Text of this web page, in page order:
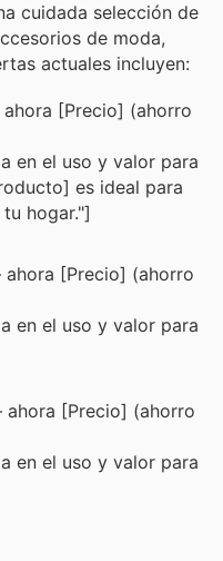
cuidada selección de
de moda,
actuales incluyen:
ahora [Precio] (ahorro
en el uso y valor para
es ideal para
hogar."]
ahora [Precio] (ahorro
en el uso y valor para
ahora [Precio] (ahorro
en el uso y valor para